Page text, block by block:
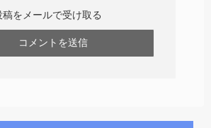
稿をメールで受け取る